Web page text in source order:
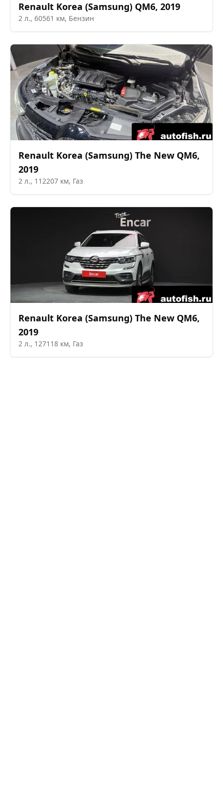
Renault Korea (Samsung) QM6, 2019
2 л., 60561 км, Бензин
Renault Korea (Samsung) The New QM6,
2019
2 л., 112207 км, Газ
Renault Korea (Samsung) The New QM6,
2019
2 л., 127118 км, Газ